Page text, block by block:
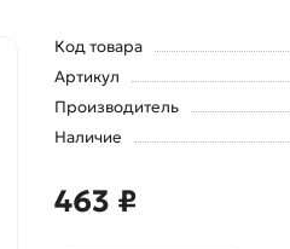
Код товара
Артикул
Производитель
Наличие
463 ₽